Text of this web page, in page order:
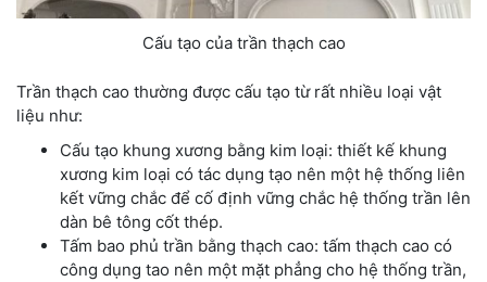
Cấu tạo của trần thạch cao
Trần thạch cao thường được cấu tạo từ rất nhiều loại vật
liệu như:
Cấu tạo khung xương bằng kim loại: thiết kế khung
xương kim loại có tác dụng tạo nên một hệ thống liên
kết vững chắc để cố định vững chắc hệ thống trần lên
dàn bê tông cốt thép.
Tấm bao phủ trần bằng thạch cao: tấm thạch cao có
công dụng tao nên một mặt phẳng cho hệ thống trần,